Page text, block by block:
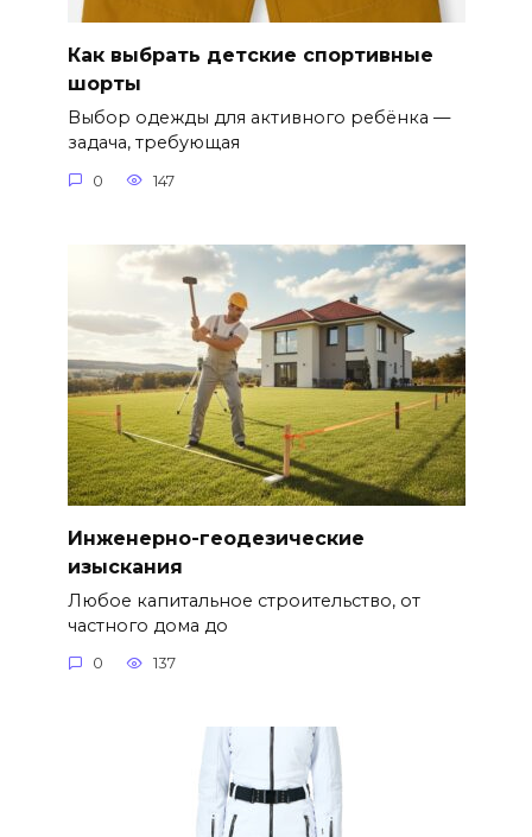
Как выбрать детские спортивные
шорты
Выбор одежды для активного ребёнка —
задача, требующая
0 147
Инженерно-геодезические
изыскания
Любое капитальное строительство, от
частного дома до
0 137